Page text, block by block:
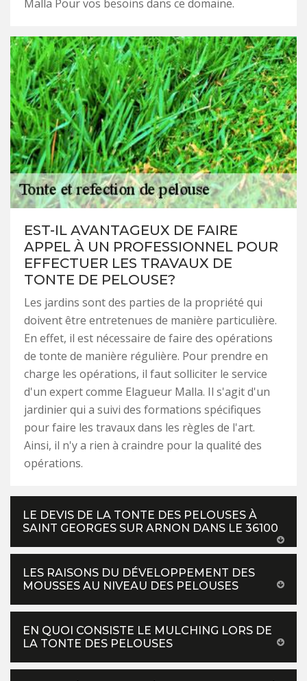
Malla Pour vos besoins dans ce domaine.
EST-IL AVANTAGEUX DE FAIRE
APPEL À UN PROFESSIONNEL POUR
EFFECTUER LES TRAVAUX DE
TONTE DE PELOUSE?
Les jardins sont des parties de la propriété qui
doivent être entretenues de manière particulière.
En effet, il est nécessaire de faire des opérations
de tonte de manière régulière. Pour prendre en
charge les opérations, il faut solliciter le service
d'un expert comme Elagueur Malla. Il s'agit d'un
jardinier qui a suivi des formations spécifiques
pour faire les travaux dans les règles de l'art.
Ainsi, il n'y a rien à craindre pour la qualité des
opérations.
LE DEVIS DE LA TONTE DES PELOUSES À
SAINT GEORGES SUR ARNON DANS LE 36100
LES RAISONS DU DÉVELOPPEMENT DES
MOUSSES AU NIVEAU DES PELOUSES
EN QUOI CONSISTE LE MULCHING LORS DE
LA TONTE DES PELOUSES